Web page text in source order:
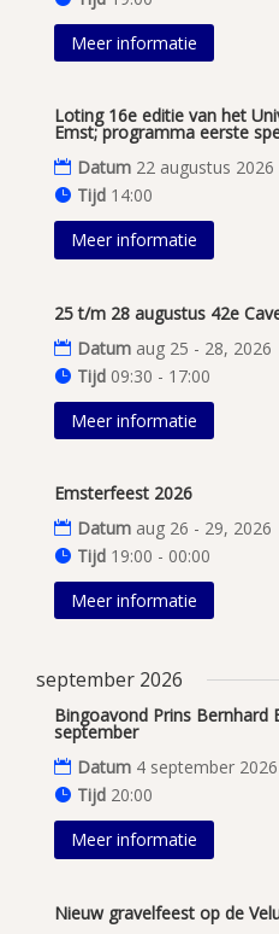
Meer informatie
Loting 16e editie van het
Emst; programma eerste
Datum 22 augustus 2026
Tijd 14:00
Meer informatie
25 t/m 28 augustus 42e
Datum aug 25 - 28, 2026
Tijd 09:30 - 17:00
Meer informatie
Emsterfeest 2026
Datum aug 26 - 29, 2026
Tijd 19:00 - 00:00
Meer informatie
september 2026
Bingoavond Prins Bernhard
september
Datum 4 september 2026
Tijd 20:00
Meer informatie
Nieuw gravelfeest op de